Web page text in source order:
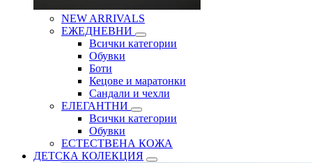
NEW ARRIVALS
ЕЖЕДНЕВНИ
Всички категории
Обувки
Боти
Кецове и маратонки
Сандали и чехли
ЕЛЕГАНТНИ
Всички категории
Обувки
ЕСТЕСТВЕНА КОЖА
ДЕТСКА КОЛЕКЦИЯ